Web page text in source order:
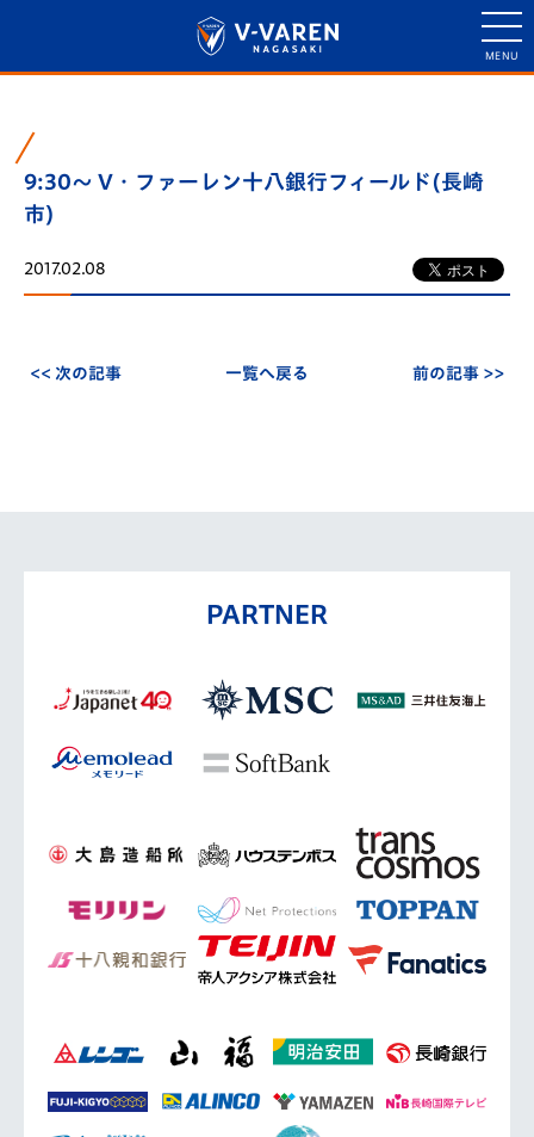
9:30～ V・ファーレン十八銀行フィールド(長崎
市)
2017.02.08
<< 次の記事 一覧へ戻る 前の記事 >>
PARTNER